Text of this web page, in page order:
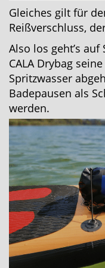
Gleiches gilt für
Reißverschluss,
Also los geht’s
CALA Drybag
Spritzwasser
Badepausen als
werden.